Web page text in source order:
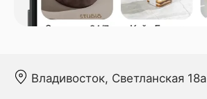
Владивосток, Светланская 18а